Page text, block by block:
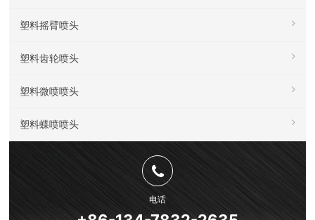
塑料摇臂喷头
塑料齿轮喷头
塑料微喷喷头
塑料蝶喷喷头
电话